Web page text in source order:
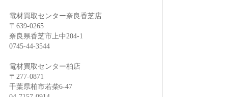
電材買取センター奈良香芝店
〒639-0265
奈良県香芝市上中204-1
0745-44-3544
電材買取センター柏店
〒277-0871
千葉県柏市若柴6-47